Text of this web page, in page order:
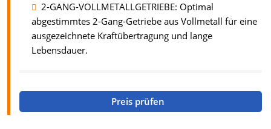
2-GANG-VOLLMETALLGETRIEBE: Optimal
abgestimmtes 2-Gang-Getriebe aus Vollmetall für eine
ausgezeichnete Kraftübertragung und lange
Lebensdauer.
Preis prüfen